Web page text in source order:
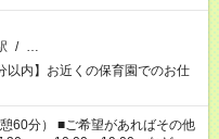
/ …
以内】お近くの保育園でのお仕
あればその他